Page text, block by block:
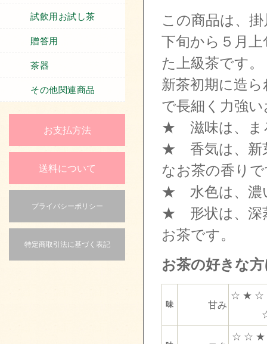
試飲用お試し茶
贈答用
茶器
その他関連商品
お支払方法
送料について
プライバシーポリシー
特定商取引法に基づく表記
この商品は、
下旬から５月
た上級茶です。
新茶初期に造
で長細く力強
★ 滋味は、ま
★ 香気は、新
なお茶の香り
★ 水色は、濃
★ 形状は、深
お茶です。
お茶の好きな
味 甘み
☆ ★
☆ ☆